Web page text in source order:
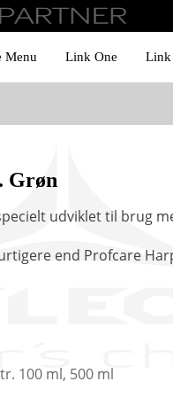
Menu Link One Link
Grøn
udviklet til brug
end Profcare
100 ml, 500 ml